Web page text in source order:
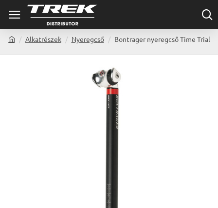
o
Alkatrészek Nyeregcső Bontrager nyeregcső Time Trial